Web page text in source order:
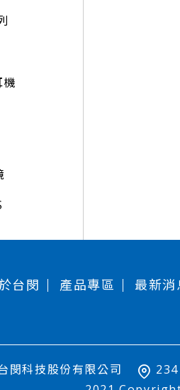
台閔 產品專區 最新消
閔科技股份有限公司